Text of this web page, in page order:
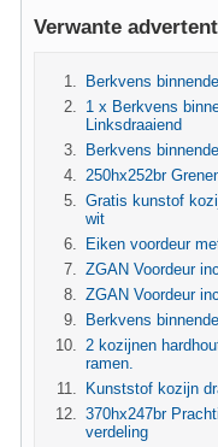
Verwante
Berkvens
1 x Berkvens
Linksdraaiend
Berkvens
250hx252br
Gratis kunstof
wit
Eiken voordeur
ZGAN Voordeur
ZGAN Voordeur
Berkvens
2 kozijnen
ramen.
Kunststof kozijn
370hx247br
verdeling